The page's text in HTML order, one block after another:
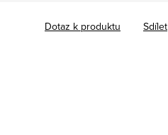
Dotaz k produktu Sdílet